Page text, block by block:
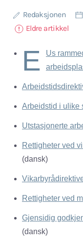
Redaksjonen
Eldre artikkel
E
Us
Arbeidstid i ulike
Utstasjonerte
Rettigheter ved
(dansk)
Rettigheter ved
Gjensidig
(dansk)